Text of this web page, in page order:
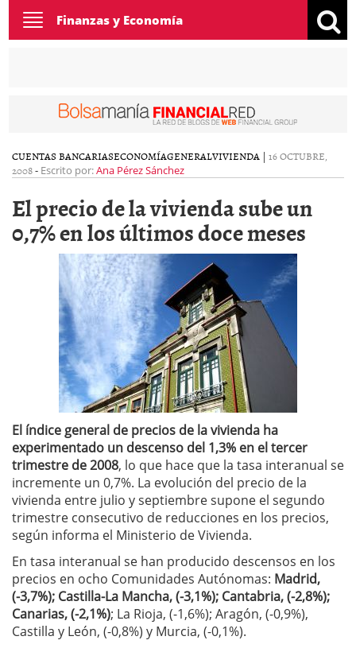
Toggle
navigation
Finanzas y Economía
CUENTAS BANCARIASECONOMÍAGENERALVIVIENDA | 16 OCTUBRE,
2008- Escrito por:Ana Pérez Sánchez
El precio de la vivienda sube un
0,7% en los últimos doce meses
El índice general de precios de la vivienda ha
experimentado un descenso del 1,3% en el tercer
trimestre de 2008, lo que hace que la tasa interanual se
incremente un 0,7%. La evolución del precio de la
vivienda entre julio y septiembre supone el segundo
trimestre consecutivo de reducciones en los precios,
según informa el Ministerio de Vivienda.
En tasa interanual se han producido descensos en los
precios en ocho Comunidades Autónomas: Madrid,
(-3,7%); Castilla-La Mancha, (-3,1%); Cantabria, (-2,8%);
Canarias, (-2,1%); La Rioja, (-1,6%); Aragón, (-0,9%),
Castilla y León, (-0,8%) y Murcia, (-0,1%).